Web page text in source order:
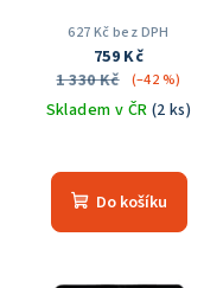
627 Kč bez DPH
759 Kč
1 330 Kč
(–42 %)
Skladem v ČR (2 ks)
hodnocení
produktu
Do košíku